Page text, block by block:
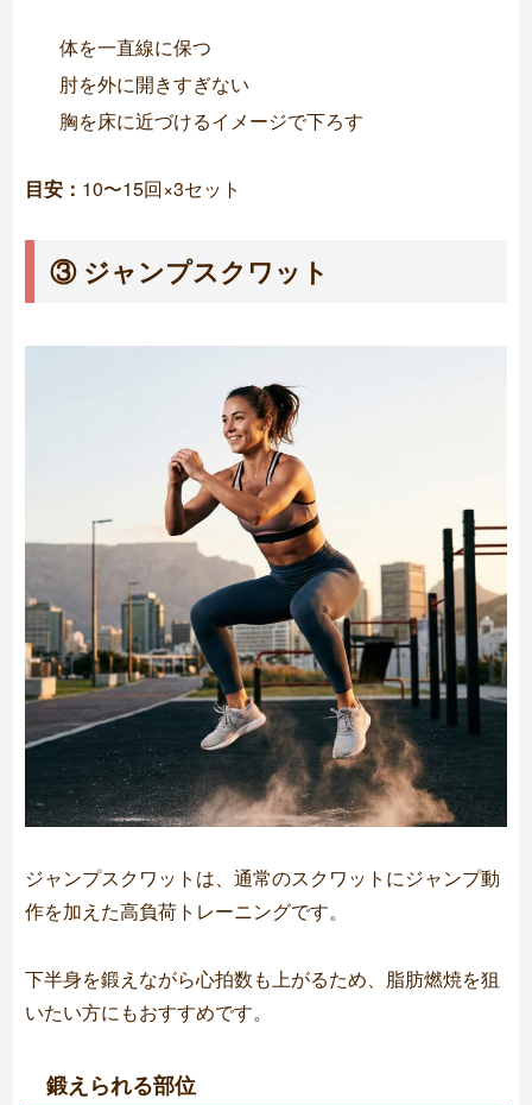
体を一直線に保つ
肘を外に開きすぎない
胸を床に近づけるイメージで下ろす
目安： 10〜15回×3セット
③ ジャンプスクワット
ジャンプスクワットは、通常のスクワットにジャンプ動
作を加えた高負荷トレーニングです。
下半身を鍛えながら心拍数も上がるため、脂肪燃焼を狙
いたい方にもおすすめです。
鍛えられる部位